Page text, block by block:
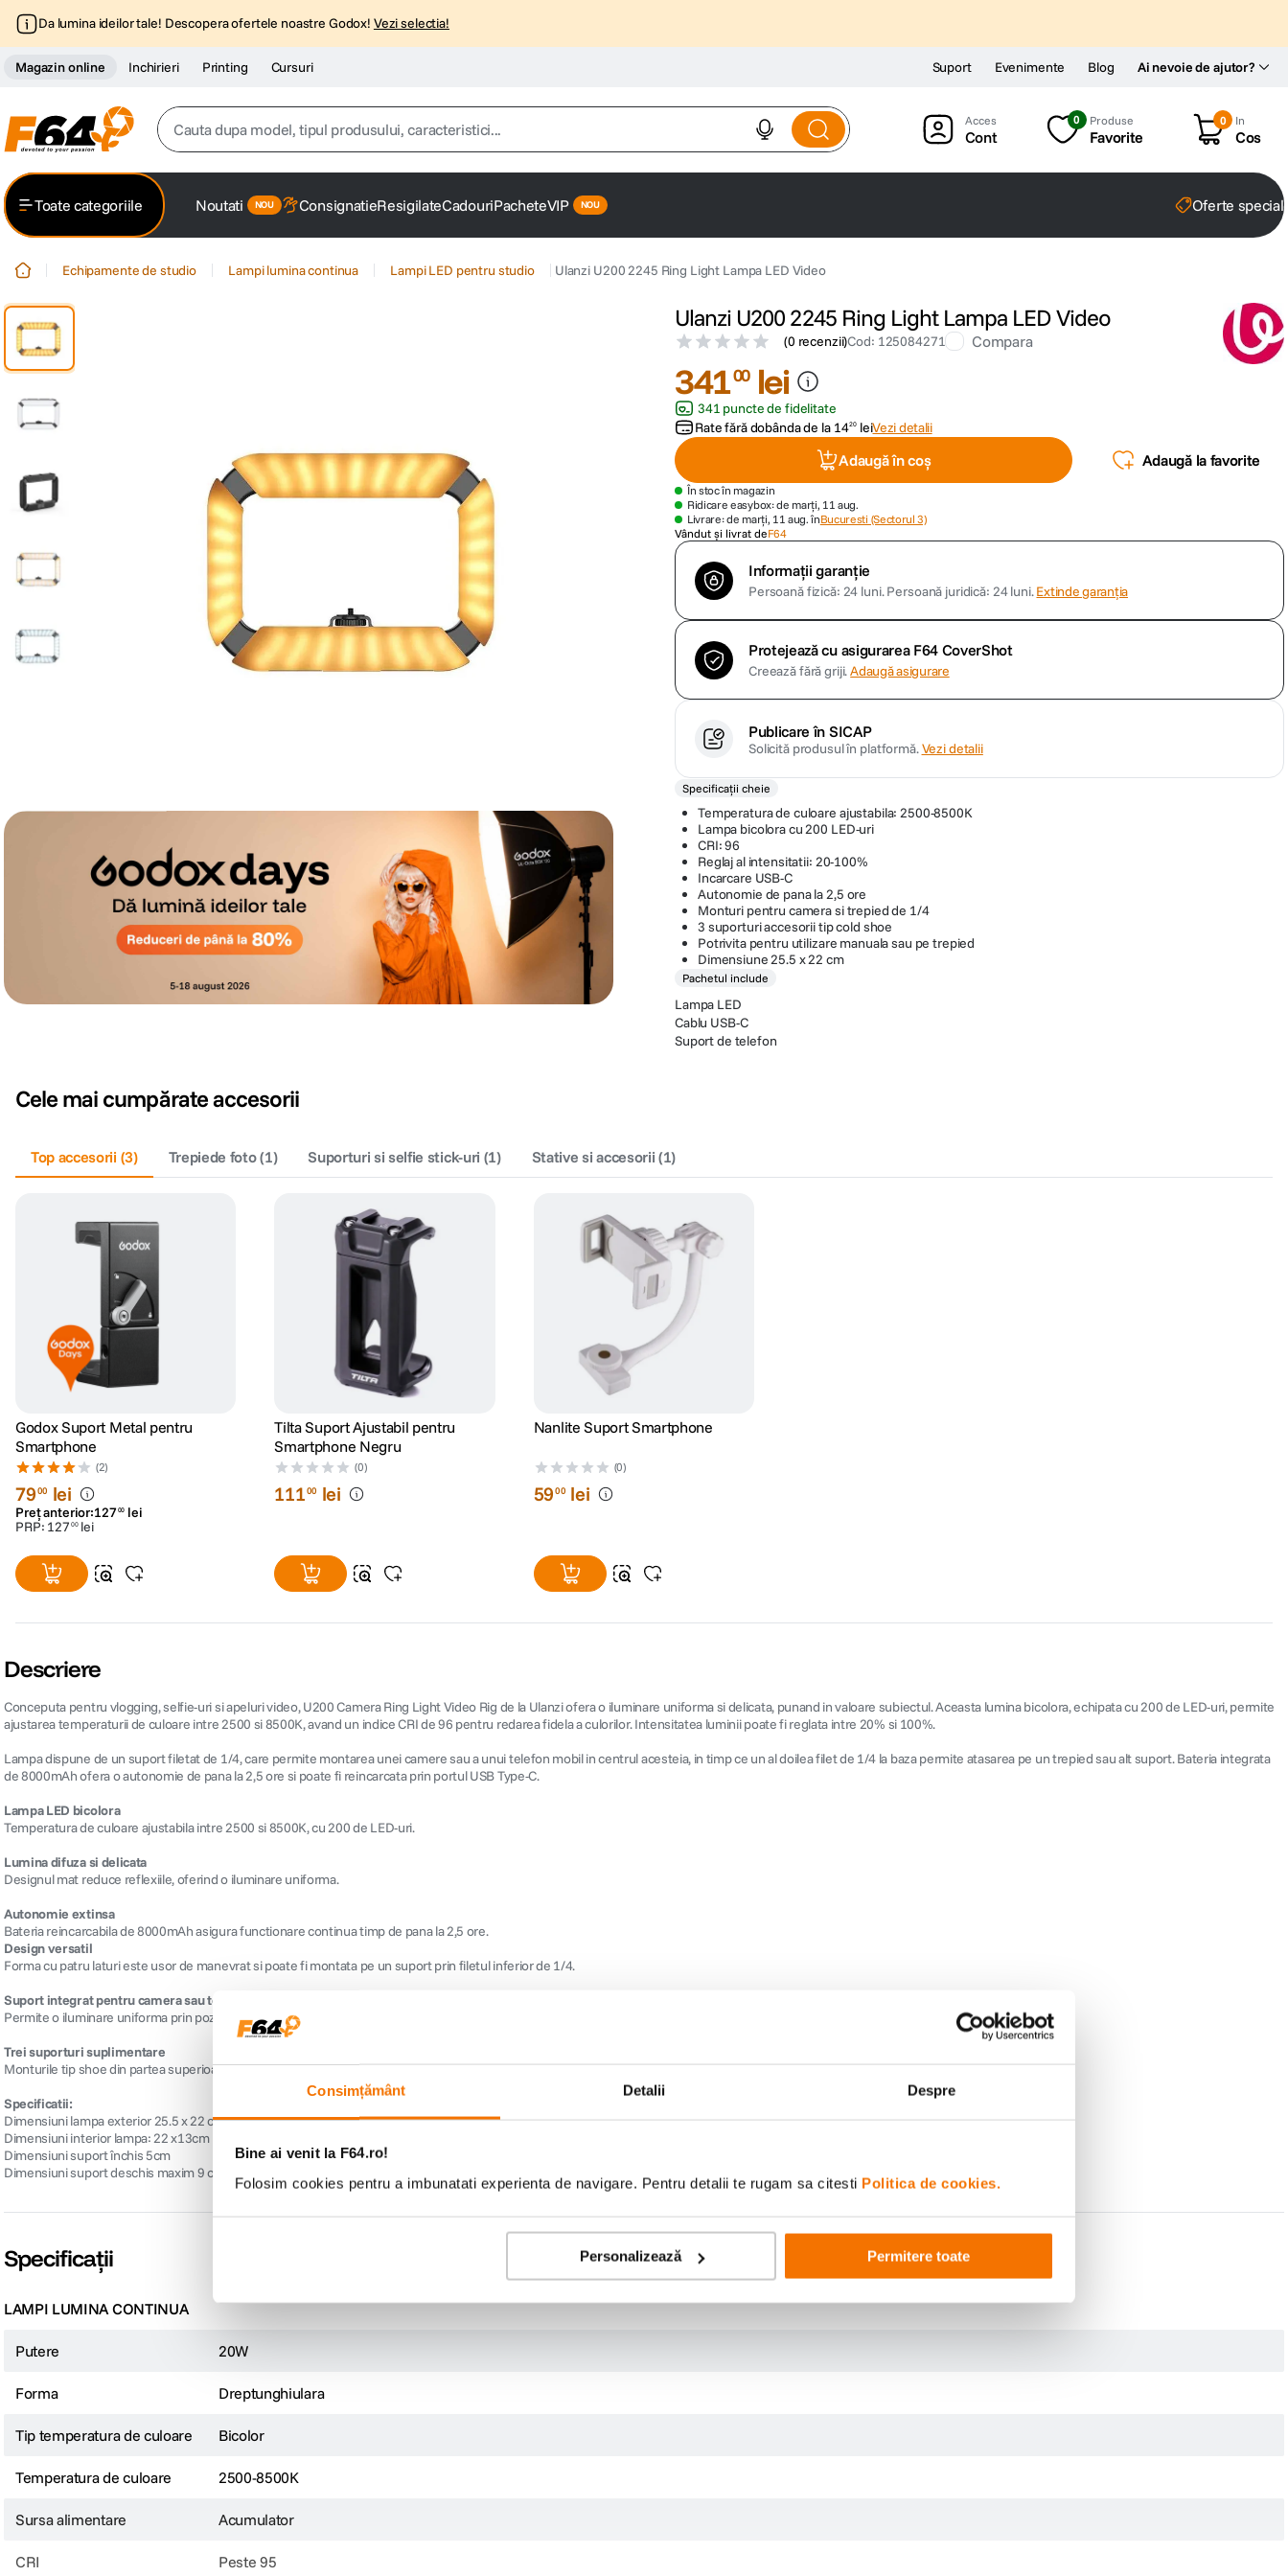
Consimțământ Detalii Despre
Bine ai venit la F64.ro!
Folosim cookies pentru a imbunatati experienta de navigare. Pentru detalii te rugam sa citesti Politica de cookies.
Personalizează Permitere toate
Da lumina ideilor tale! Descopera ofertele noastre Godox! Vezi selectia!
Magazin online Inchirieri Printing Cursuri Ai nevoie de ajutor?
Suport Evenimente Blog
Cauta dupa model, tipul produsului, caracteristici...
trepied
lavaliera
. sony fx
card memorie
dji mic mini
dji osmo
Cont
0 Produse
Favorite
0 In
Cos
Toate categoriile Noutati ConsignatieResigilateCadouriPacheteVIP Oferte
Echipamente de studio Lampi lumina continua Lampi LED pentru studio Ulanzi U200 2245 Ring Light Lampa LED Video
Ulanzi U200 2245 Ring Light Lampa LED Video
(0 recenzii)Cod: 125084271 Compara
34100 lei
341 puncte de fidelitate
Rate fără dobânda de la 1420 leiVezi detalii
Adaugă în coș Adaugă la favorite
În stoc în magazin
Ridicare easybox: de marți, 11 aug.
Livrare: de marți, 11 aug. înBucuresti (Sectorul 3)
Vândut și livrat deF64
Informații garanție
Persoană fizică: 24 luni.Persoană juridică: 24 luni.Extinde garanția
Protejează cu asigurarea F64 CoverShot
Creează fără griji.Adaugă asigurare
Publicare în SICAP
Solicită produsul în platformă.Vezi detalii
Specificații cheie
Temperatura de culoare ajustabila: 2500-8500K
Lampa bicolora cu 200 LED-uri
CRI: 96
Reglaj al intensitatii: 20-100%
Incarcare USB-C
Autonomie de pana la 2,5 ore
Monturi pentru camera si trepied de 1/4
3 suporturi accesorii tip cold shoe
Potrivita pentru utilizare manuala sau pe trepied
Dimensiune 25.5 x 22 cm
Pachetul include
Lampa LED
Cablu USB-C
Suport de telefon
Cele mai cumpărate accesorii
Top accesorii (3) Trepiede foto(1) Suporturi si selfie stick-uri (1) Stative si accesorii (1)
Godox Suport Metal pentru
Smartphone
(2)
7900 lei
Preț anterior:12700 lei
PRP: 127 00 lei
Tilta Suport Ajustabil pentru
Smartphone Negru
(0)
11100 lei
Nanlite Suport Smartphone
(0)
5900 lei
Descriere
Conceputa pentru vlogging, selfie-uri si apeluri video, U200 Camera Ring Light Video Rig de la Ulanzi ofera o iluminare uniforma si delicata, punand in valoare subiectul. Aceasta lumina bicolora, echipata cu 200 de LED-uri, permite
ajustarea temperaturii de culoare intre 2500 si 8500K, avand un indice CRI de 96 pentru redarea fidela a culorilor. Intensitatea luminii poate fi reglata intre 20% si 100%.
Lampa dispune de un suport filetat de 1/4, care permite montarea unei camere sau a unui telefon mobil in centrul acesteia, in timp ce un al doilea filet de 1/4 la baza permite atasarea pe un trepied sau alt suport. Bateria integrata
de 8000mAh ofera o autonomie de pana la 2,5 ore si poate fi reincarcata prin portul USB Type-C.
Lampa LED bicolora
Temperatura de culoare ajustabila intre 2500 si 8500K, cu 200 de LED-uri.
Lumina difuza si delicata
Designul mat reduce reflexiile, oferind o iluminare uniforma.
Autonomie extinsa
Bateria reincarcabila de 8000mAh asigura functionare continua timp de pana la 2,5 ore.
Design versatil
Forma cu patru laturi este usor de manevrat si poate fi montata pe un suport prin filetul inferior de 1/4.
Suport integrat pentru camera sau telefon
Permite o iluminare uniforma prin pozitionarea camerei sau telefonului in interiorul luminii.
Trei suporturi suplimentare
Monturile tip shoe din partea superioara permit atasarea de accesorii precum un maner, un microfon sau alte surse de lumina.
Specificatii:
Dimensiuni lampa exterior 25.5 x 22 cm
Dimensiuni interior lampa: 22 x13cm
Dimensiuni suport închis 5cm
Dimensiuni suport deschis maxim 9 cm
Specificații
LAMPI LUMINA CONTINUA
Putere 20W
Forma Dreptunghiulara
Tip temperatura de culoare Bicolor
Temperatura de culoare 2500-8500K
Sursa alimentare Acumulator
CRI Peste 95